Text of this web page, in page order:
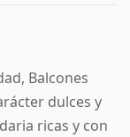
Balcones
dulces y
ricas y con